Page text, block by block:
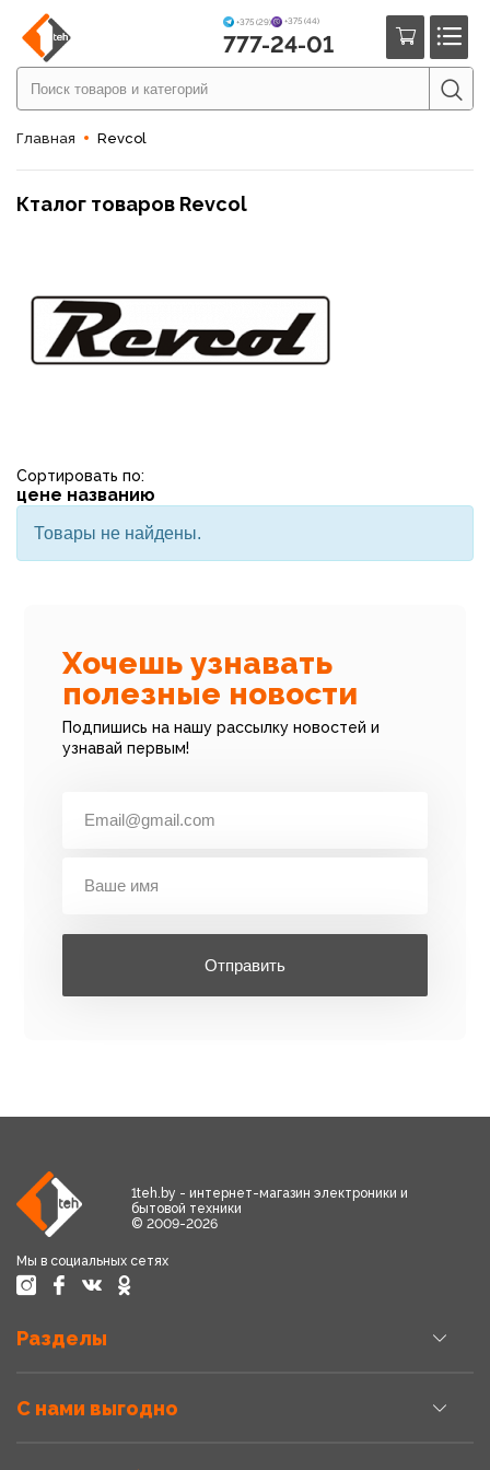
+375 (29) +375 (44)
777-24-01
Главная Revcol
Кталог товаров Revcol
Сортировать по:
цене названию
Товары не найдены.
Хочешь узнавать
полезные новости
Подпишись на нашу рассылку новостей и
узнавай первым!
Отправить
1teh.by - интернет-магазин электроники и
бытовой техники
© 2009-2026
Мы в социальных сетях
Разделы
С нами выгодно